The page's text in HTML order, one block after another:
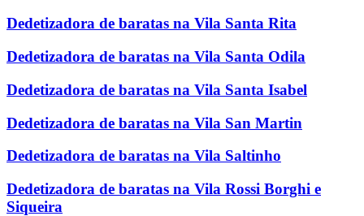
Dedetizadora de baratas na Vila Santa Rita
Dedetizadora de baratas na Vila Santa Odila
Dedetizadora de baratas na Vila Santa Isabel
Dedetizadora de baratas na Vila San Martin
Dedetizadora de baratas na Vila Saltinho
Dedetizadora de baratas na Vila Rossi Borghi e
Siqueira